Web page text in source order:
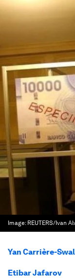
Image: REUTERS/Ivan
Yan Carrière-
Etibar Jafarov